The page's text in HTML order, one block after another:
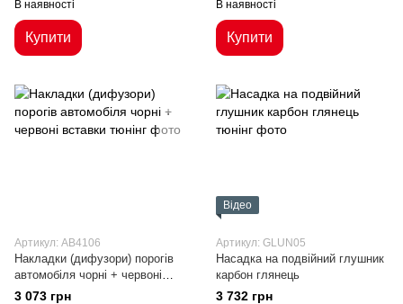
В наявності
Купити
В наявності
Купити
Артикул: AB4106
Накладки (дифузори) порогів
автомобіля чорні + червоні
вставки
3 073 грн
Відео
Артикул: GLUN05
Насадка на подвійний глушник
карбон глянець
3 732 грн